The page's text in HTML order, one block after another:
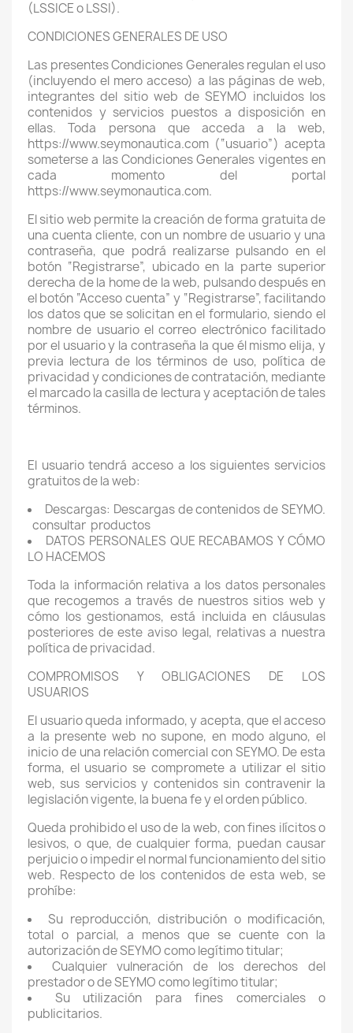
(LSSICE o LSSI).
CONDICIONES GENERALES DE USO
Las presentes Condiciones Generales regulan el uso
(incluyendo el mero acceso) a las páginas de web,
integrantes del sitio web de SEYMO incluidos los
contenidos y servicios puestos a disposición en
ellas. Toda persona que acceda a la web,
https://www.seymonautica.com (“usuario”) acepta
someterse a las Condiciones Generales vigentes en
cada momento del portal
https://www.seymonautica.com.
El sitio web permite la creación de forma gratuita de
una cuenta cliente, con un nombre de usuario y una
contraseña, que podrá realizarse pulsando en el
botón “Registrarse”, ubicado en la parte superior
derecha de la home de la web, pulsando después en
el botón “Acceso cuenta” y “Registrarse”, facilitando
los datos que se solicitan en el formulario, siendo el
nombre de usuario el correo electrónico facilitado
por el usuario y la contraseña la que él mismo elija, y
previa lectura de los términos de uso, política de
privacidad y condiciones de contratación, mediante
el marcado la casilla de lectura y aceptación de tales
términos.
El usuario tendrá acceso a los siguientes servicios
gratuitos de la web:
Descargas: Descargas de contenidos de SEYMO.
consultar productos
DATOS PERSONALES QUE RECABAMOS Y CÓMO
LO HACEMOS
Toda la información relativa a los datos personales
que recogemos a través de nuestros sitios web y
cómo los gestionamos, está incluida en cláusulas
posteriores de este aviso legal, relativas a nuestra
política de privacidad.
COMPROMISOS Y OBLIGACIONES DE LOS
USUARIOS
El usuario queda informado, y acepta, que el acceso
a la presente web no supone, en modo alguno, el
inicio de una relación comercial con SEYMO. De esta
forma, el usuario se compromete a utilizar el sitio
web, sus servicios y contenidos sin contravenir la
legislación vigente, la buena fe y el orden público.
Queda prohibido el uso de la web, con fines ilícitos o
lesivos, o que, de cualquier forma, puedan causar
perjuicio o impedir el normal funcionamiento del sitio
web. Respecto de los contenidos de esta web, se
prohíbe:
Su reproducción, distribución o modificación,
total o parcial, a menos que se cuente con la
autorización de SEYMO como legítimo titular;
Cualquier vulneración de los derechos del
prestador o de SEYMO como legítimo titular;
Su utilización para fines comerciales o
publicitarios.